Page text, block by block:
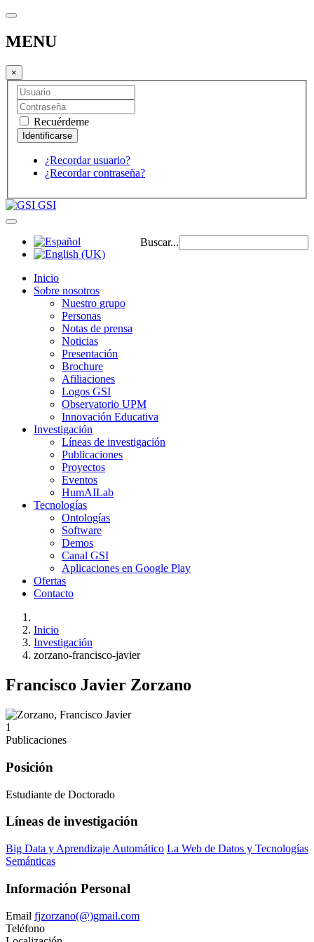
MENU
×
Recuérdeme
¿Recordar usuario?
¿Recordar contraseña?
GSI
Buscar...
Inicio
Sobre nosotros
Nuestro grupo
Personas
Notas de prensa
Noticias
Presentación
Brochure
Afiliaciones
Logos GSI
Observatorio UPM
Innovación Educativa
Investigación
Líneas de investigación
Publicaciones
Proyectos
Eventos
HumAILab
Tecnologías
Ontologías
Software
Demos
Canal GSI
Aplicaciones en Google Play
Ofertas
Contacto
Inicio
Investigación
zorzano-francisco-javier
Francisco Javier Zorzano
1
Publicaciones
Posición
Estudiante de Doctorado
Líneas de investigación
Big Data y Aprendizaje Automático La Web de Datos y Tecnologías
Semánticas
Información Personal
Email fjzorzano(@)gmail.com
Teléfono